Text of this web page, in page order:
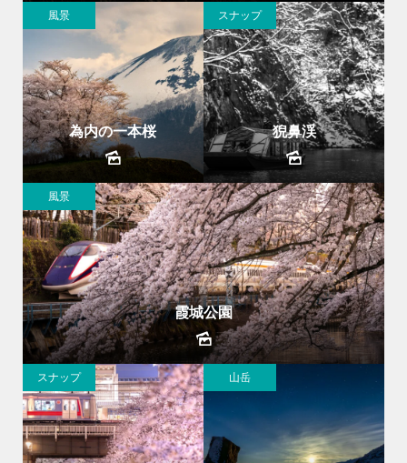
為内の一本桜
風景
猊鼻渓
スナップ
霞城公園
風景
スナップ 山岳